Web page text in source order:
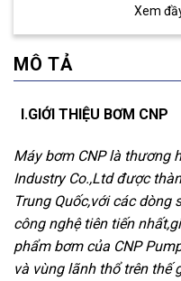
Xem
MÔ TẢ
I.GIỚI THIỆU BƠM CNP
Máy bơm CNP là thương
Industry Co.,Ltd được
Trung Quốc,với các
công nghệ tiên tiến
phẩm bơm của CNP
và vùng lãnh thổ trên thế